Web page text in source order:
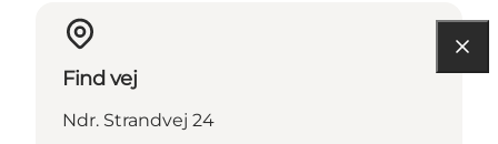
Find vej
Ndr. Strandvej 24